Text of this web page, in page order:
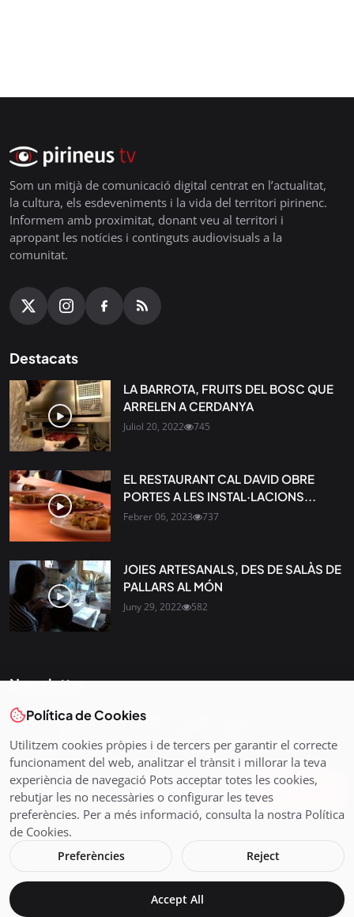
Som un mitjà de comunicació digital centrat en l’actualitat,
la cultura, els esdeveniments i la vida del territori pirinenc.
Informem amb proximitat, donant veu al territori i
apropant les notícies i continguts audiovisuals a la
comunitat.
Destacats
LA BARROTA, FRUITS DEL BOSC QUE
ARRELEN A CERDANYA
Juliol 20, 2022 745
EL RESTAURANT CAL DAVID OBRE
PORTES A LES INSTAL·LACIONS...
Febrer 06, 2023 737
JOIES ARTESANALS, DES DE SALÀS DE
PALLARS AL MÓN
Juny 29, 2022 582
Newsletter
Tota l’actualitat, seleccionada i enviada directament al teu
que importa.
Subscriu-te
Avís legal i Política de Cookies
Política de Cookies
Utilitzem cookies pròpies i de tercers per garantir el correcte
funcionament del web, analitzar el trànsit i millorar la teva
experiència de navegació Pots acceptar totes les cookies,
rebutjar les no necessàries o configurar les teves
preferències. Per a més informació, consulta la nostra Política
de Cookies.
Preferències Reject
Accept All